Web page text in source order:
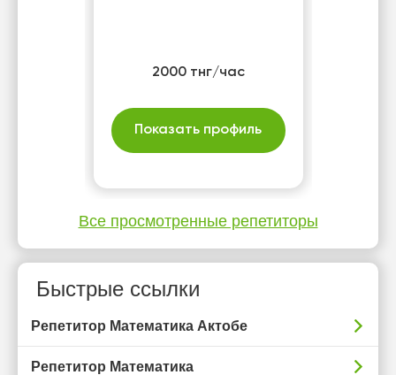
2000 тнг/час
Показать профиль
Все просмотренные репетиторы
Быстрые ссылки
Репетитор Математика Актобе
Репетитор Математика